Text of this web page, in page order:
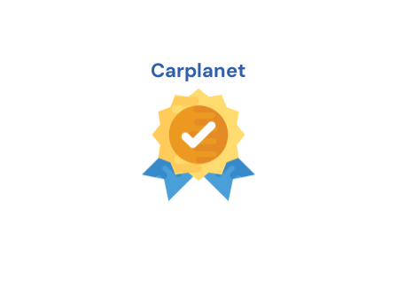
Carplanet